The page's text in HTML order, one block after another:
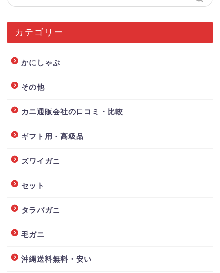
カテゴリー
かにしゃぶ
その他
カニ通販会社の口コミ・比較
ギフト用・高級品
ズワイガニ
セット
タラバガニ
毛ガニ
沖縄送料無料・安い